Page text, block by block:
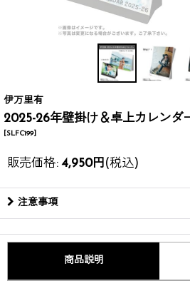
伊万里有
2025-26年壁掛け＆卓上カレンダ
[SLFC199]
販売価格: 4,950円 (税込)
注意事項
商品説明